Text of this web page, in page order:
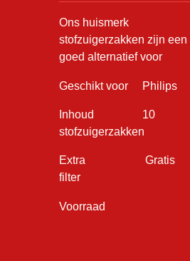
Ons huismerk
stofzuigerzakken zijn een
goed alternatief voor
Geschikt voor Philips
Inhoud 10
stofzuigerzakken
Extra Gratis
filter
Voorraad